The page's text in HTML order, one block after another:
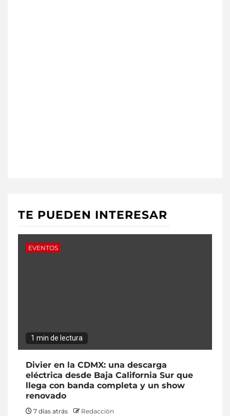
TE PUEDEN INTERESAR
EVENTOS
1 min de lectura
Divier en la CDMX: una descarga
eléctrica desde Baja California Sur que
llega con banda completa y un show
renovado
7 días atrás Redacciòn